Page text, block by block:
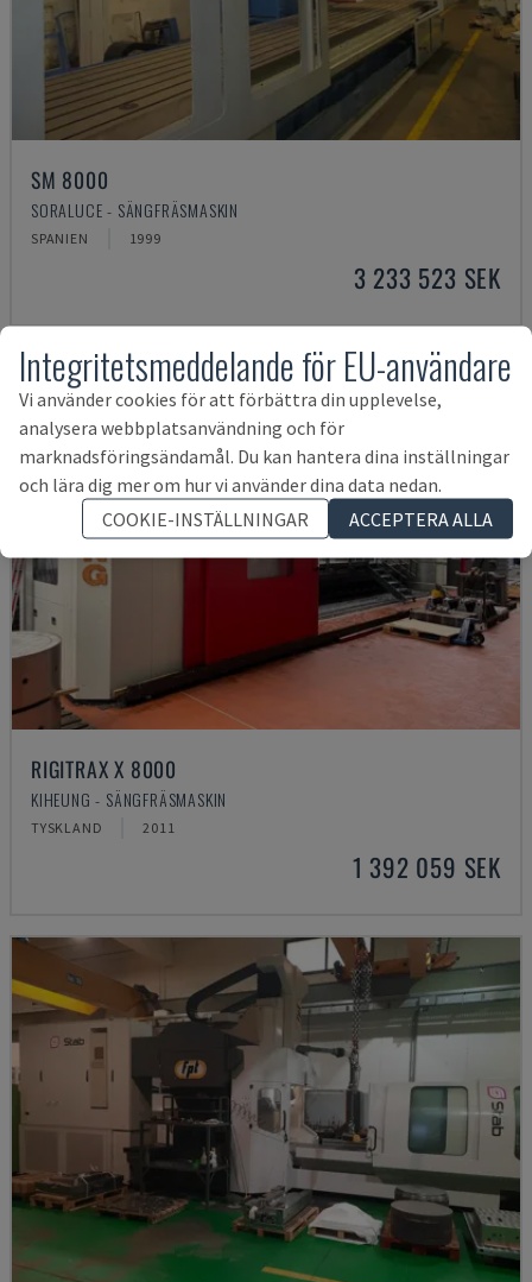
SM 8000
SORALUCE - SÄNGFRÄSMASKIN
SPANIEN 1999
3 233 523 SEK
RIGITRAX X 8000
KIHEUNG - SÄNGFRÄSMASKIN
TYSKLAND 2011
1 392 059 SEK
Integritetsmeddelande för EU-användare
Vi använder cookies för att förbättra din upplevelse,
analysera webbplatsanvändning och för
marknadsföringsändamål. Du kan hantera dina inställningar
och lära dig mer om hur vi använder dina data nedan.
COOKIE-INSTÄLLNINGAR
ACCEPTERA ALLA